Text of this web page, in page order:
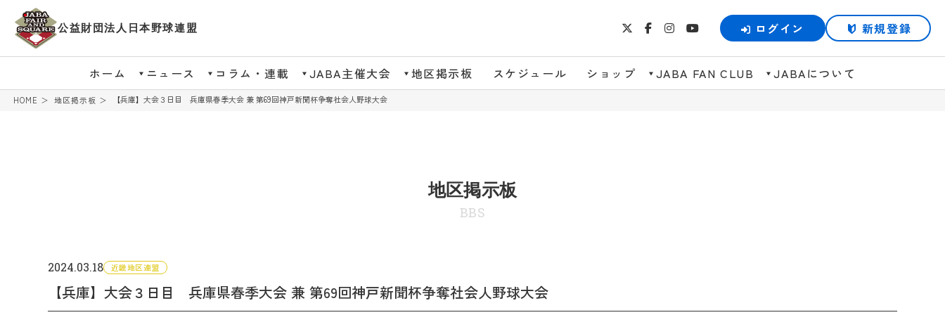
公益財団法人日本野球連盟 ログイン 新規登録
ホーム ニュース コラム・連載 JABA主催大会 地区掲示板 スケジュール ショップ JABA FAN CLUB JABAについて
HOME 地区掲示板 【兵庫】大会３日目 兵庫県春季大会 兼 第69回神戸新聞杯争奪社会人野球大会
地区掲示板
BBS
2024.03.18 近畿地区連盟
【兵庫】大会３日目 兵庫県春季大会 兼 第69回神戸新聞杯争奪社会人野球大会